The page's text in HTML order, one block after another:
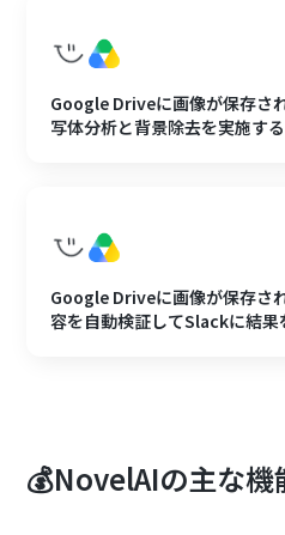
Google Driveに画像が保存さ
写体分析と背景除去を実施する
Google Driveに画像が保存さ
容を自動検証してSlackに結果
💰NovelAIの主な機